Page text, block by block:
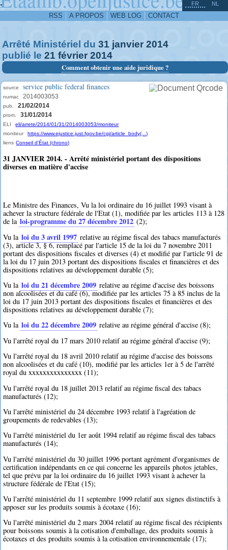
-
RSS A PROPOS WEB LOG CONTACT
FR NL
Arrêté Ministériel du 31 janvier 2014
publié le 21 février 2014
Comment obtenir une aide juridique ?
source service public federal finances
numac 2014003053
pub. 21/02/2014
prom. 31/01/2014
ELI
eli/arrete/2014/01/31/2014003053/moniteur
moniteur
https://www.ejustice.just.fgov.be/cgi/article_body(...)
liens Conseil d'État (chrono)
31 JANVIER 2014. - Arrêté ministériel portant des dispositions
diverses en matière d'accise
Le Ministre des Finances, Vu la loi ordinaire du 16 juillet 1993 visant à
achever la structure fédérale de l'Etat (1), modifiée par les articles 113 à 128
de la loi-programme du 27 décembre 2012 (2);
Vu la loi du 3 avril 1997 relative au régime fiscal des tabacs manufacturés
(3), article 3, § 6, remplacé par l'article 15 de la loi du 7 novembre 2011
portant des dispositions fiscales et diverses (4) et modifié par l'article 91 de
la loi du 17 juin 2013 portant des dispositions fiscales et financières et des
dispositions relatives au développement durable (5);
Vu la loi du 21 décembre 2009 relative au régime d'accise des boissons
non alcoolisées et du café (6), modifiée par les articles 75 à 85 inclus de la
loi du 17 juin 2013 portant des dispositions fiscales et financières et des
dispositions relatives au développement durable (7);
Vu la loi du 22 décembre 2009 relative au régime général d'accise (8);
Vu l'arrêté royal du 17 mars 2010 relatif au régime général d'accise (9);
Vu l'arrêté royal du 18 avril 2010 relatif au régime d'accise des boissons
non alcoolisées et du café (10), modifié par les articles 1er à 5 de l'arrêté
royal du xxxxxxxxxxxxxxx (11);
Vu l'arrêté royal du 18 juillet 2013 relatif au régime fiscal des tabacs
manufacturés (12);
Vu l'arrêté ministériel du 24 décembre 1993 relatif à l'agréation de
groupements de redevables (13);
Vu l'arrêté ministériel du 1er août 1994 relatif au régime fiscal des tabacs
manufacturés (14);
Vu l'arrêté ministériel du 30 juillet 1996 portant agrément d'organismes de
certification indépendants en ce qui concerne les appareils photos jetables,
tel que prévu par la loi ordinaire du 16 juillet 1993 visant à achever la
structure fédérale de l'Etat (15);
Vu l'arrêté ministériel du 11 septembre 1999 relatif aux signes distinctifs à
apposer sur les produits soumis à écotaxe (16);
Vu l'arrêté ministériel du 2 mars 2004 relatif au régime fiscal des récipients
pour boissons soumis à la cotisation d'emballage, des produits soumis à
écotaxes et des produits soumis à la cotisation environnementale (17);
^